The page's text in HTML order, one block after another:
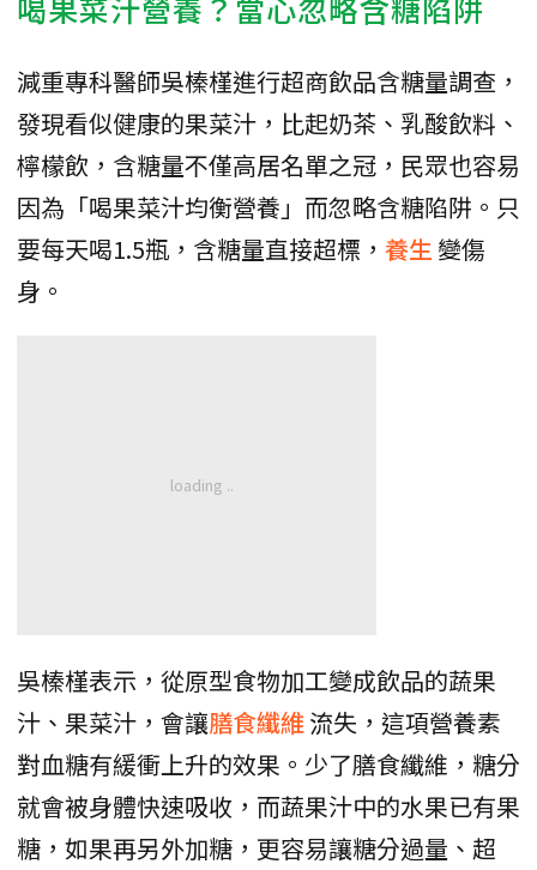
減重專科醫師吳榛槿進行超商飲品含糖量調查，
發現看似健康的果菜汁，比起奶茶、乳酸飲料、
檸檬飲，含糖量不僅高居名單之冠，民眾也容易
因為「喝果菜汁均衡營養」而忽略含糖陷阱。只
要每天喝1.5瓶，含糖量直接超標， 養生 變傷
身。
吳榛槿表示，從原型食物加工變成飲品的蔬果
汁、果菜汁，會讓膳食纖維流失，這項營養素
對血糖有緩衝上升的效果。少了膳食纖維，糖分
就會被身體快速吸收，而蔬果汁中的水果已有果
糖，如果再另外加糖，更容易讓糖分過量、超